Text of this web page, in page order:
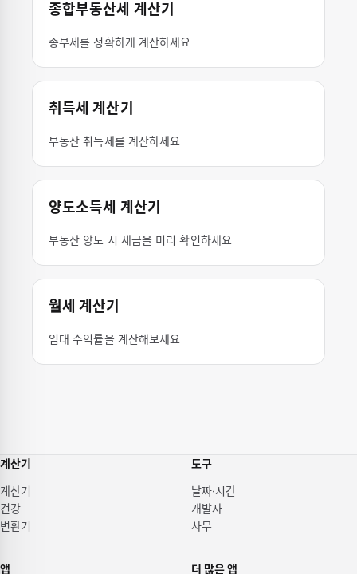
종합부동산세 계산기
종부세를 정확하게 계산하세요
취득세 계산기
부동산 취득세를 계산하세요
양도소득세 계산기
부동산 양도 시 세금을 미리 확인하세요
월세 계산기
임대 수익률을 계산해보세요
계산기
계산기
건강
변환기
도구
날짜·시간
개발자
사무
앱 더 많은 앱